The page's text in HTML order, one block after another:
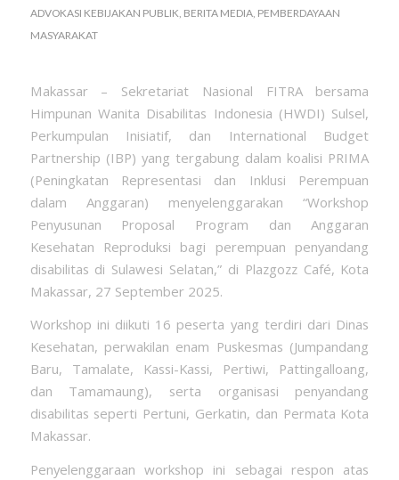
ADVOKASI KEBIJAKAN PUBLIK, BERITA MEDIA, PEMBERDAYAAN
MASYARAKAT
Makassar – Sekretariat Nasional FITRA bersama
Himpunan Wanita Disabilitas Indonesia (HWDI) Sulsel,
Perkumpulan Inisiatif, dan International Budget
Partnership (IBP) yang tergabung dalam koalisi PRIMA
(Peningkatan Representasi dan Inklusi Perempuan
dalam Anggaran) menyelenggarakan “Workshop
Penyusunan Proposal Program dan Anggaran
Kesehatan Reproduksi bagi perempuan penyandang
disabilitas di Sulawesi Selatan,” di Plazgozz Café, Kota
Makassar, 27 September 2025.
Workshop ini diikuti 16 peserta yang terdiri dari Dinas
Kesehatan, perwakilan enam Puskesmas (Jumpandang
Baru, Tamalate, Kassi-Kassi, Pertiwi, Pattingalloang,
dan Tamamaung), serta organisasi penyandang
disabilitas seperti Pertuni, Gerkatin, dan Permata Kota
Makassar.
Penyelenggaraan workshop ini sebagai respon atas